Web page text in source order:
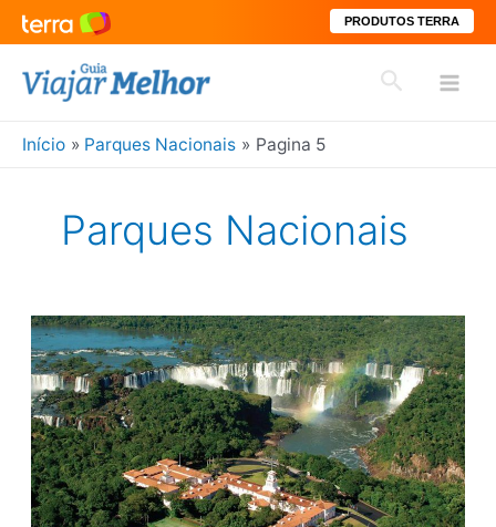
PRODUTOS TERRA
para
conteúdo
Pesquisar
Início Parques Nacionais Pagina 5
Parques Nacionais